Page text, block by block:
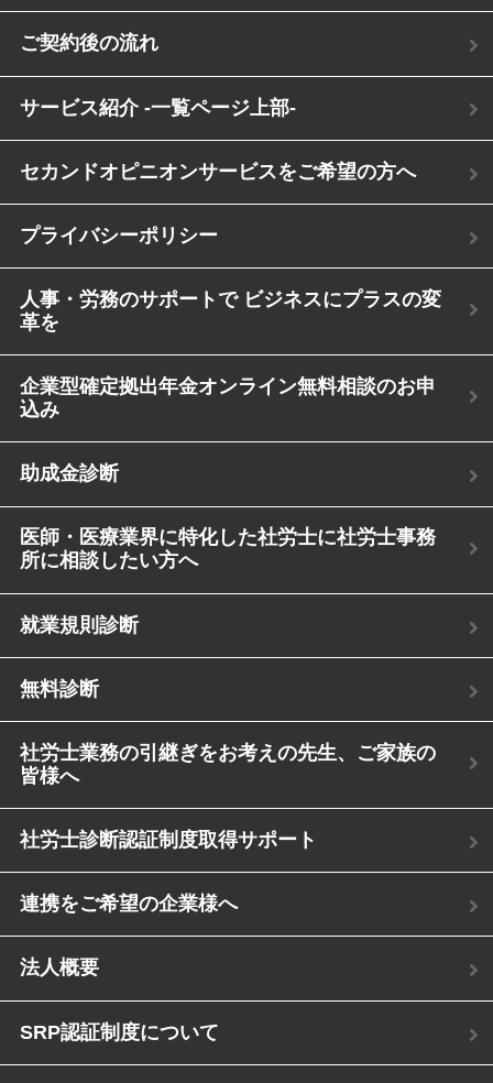
ご契約後の流れ
サービス紹介 -一覧ページ上部-
セカンドオピニオンサービスをご希望の方へ
プライバシーポリシー
人事・労務のサポートで ビジネスにプラスの変
革を
企業型確定拠出年金オンライン無料相談のお申
込み
助成金診断
医師・医療業界に特化した社労士に社労士事務
所に相談したい方へ
就業規則診断
無料診断
社労士業務の引継ぎをお考えの先生、ご家族の
皆様へ
社労士診断認証制度取得サポート
連携をご希望の企業様へ
法人概要
SRP認証制度について